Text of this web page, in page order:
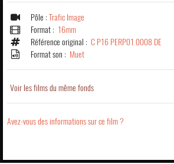
Pôle : Trafic Image
Format : 16mm
Référence original : C P16 PERP01 0008 DE
Format son : Muet
Voir les films du même fonds
Avez-vous des informations sur ce film ?